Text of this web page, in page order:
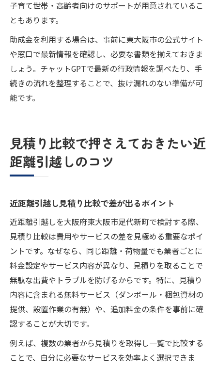
子育て世帯・高齢者向けのサポートが用意されているこ
ともあります。
助成金を利用する場合は、事前に東大阪市の公式サイト
や窓口で最新情報を確認し、必要な書類を揃えておきま
しょう。チャットGPTで最新の行政情報を調べたり、手
続きの流れを整理することで、抜け漏れのない準備が可
能です。
見積り比較で押さえておきたい近
距離引越しのコツ
近距離引越し見積り比較で差が出るポイント
近距離引越しを大阪府東大阪市足代新町で検討する際、
見積り比較は費用やサービスの差を見極める重要なポイ
ントです。なぜなら、同じ距離・荷物量でも業者ごとに
料金設定やサービス内容が異なり、見積りを取ることで
無駄な出費やトラブルを防げるからです。特に、見積り
内容に含まれる無料サービス（ダンボール・梱包資材の
提供、設置作業の有無）や、追加料金の条件を事前に確
認することが大切です。
例えば、複数の業者から見積りを取得し一覧で比較する
ことで、自分に必要なサービスを効率よく選択できま